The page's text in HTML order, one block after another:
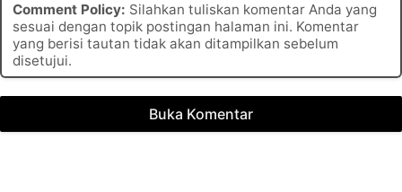
Comment Policy: Silahkan tuliskan komentar Anda yang
sesuai dengan topik postingan halaman ini. Komentar
yang berisi tautan tidak akan ditampilkan sebelum
disetujui.
Buka Komentar